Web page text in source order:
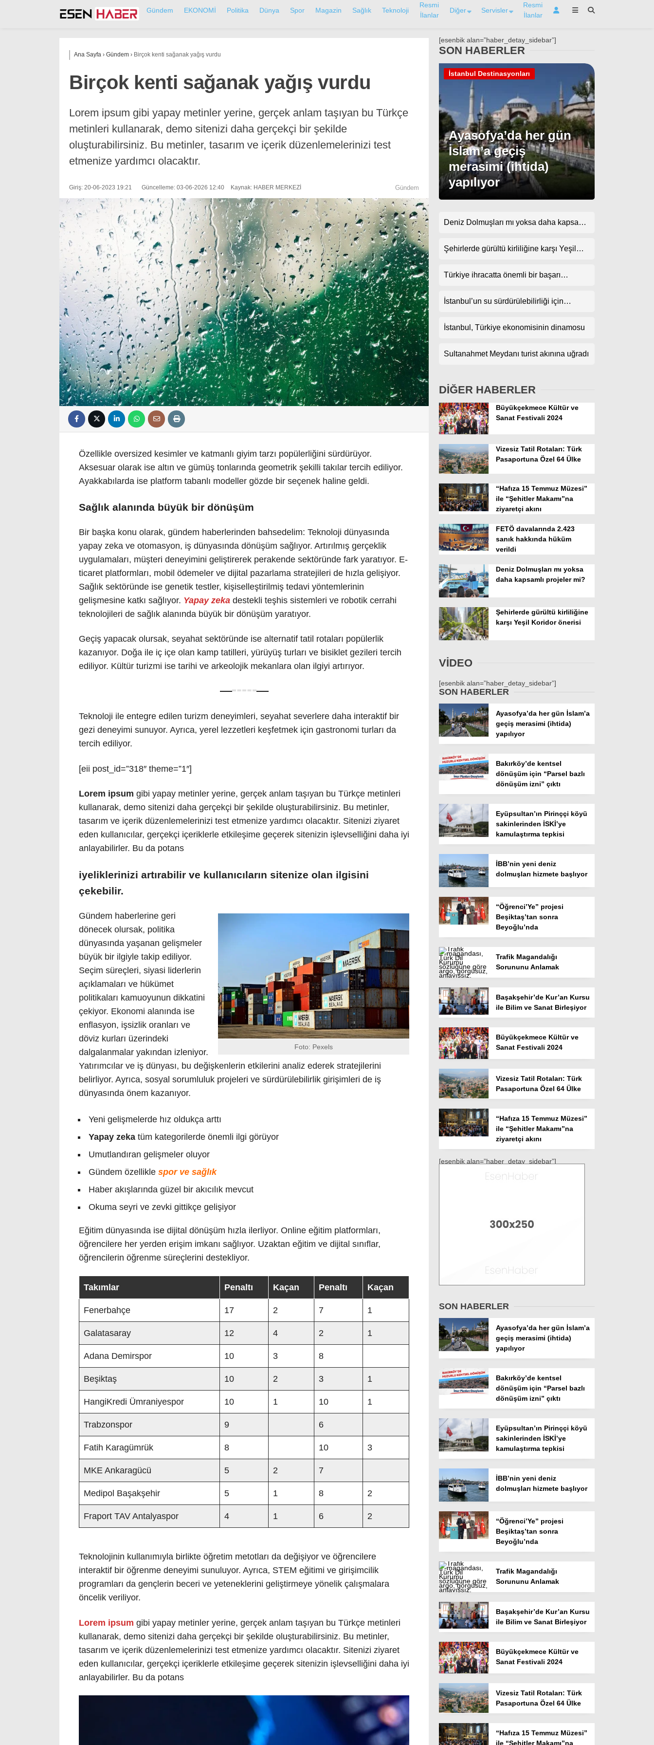
Gündem EKONOMİ Politika Dünya Spor Magazin Sağlık Teknoloji
Resmi
İlanlar
Diğer Servisler
Resmi
İlanlar
Ana Sayfa › Gündem › Birçok kenti sağanak yağış vurdu
Birçok kenti sağanak yağış vurdu
Lorem ipsum gibi yapay metinler yerine, gerçek anlam taşıyan bu Türkçe
metinleri kullanarak, demo sitenizi daha gerçekçi bir şekilde
oluşturabilirsiniz. Bu metinler, tasarım ve içerik düzenlemelerinizi test
etmenize yardımcı olacaktır.
Giriş: 20-06-2023 19:21 Güncelleme: 03-06-2026 12:40 Kaynak: HABER MERKEZİ Gündem
Özellikle oversized kesimler ve katmanlı giyim tarzı popülerliğini sürdürüyor.
Aksesuar olarak ise altın ve gümüş tonlarında geometrik şekilli takılar tercih ediliyor.
Ayakkabılarda ise platform tabanlı modeller gözde bir seçenek haline geldi.
Sağlık alanında büyük bir dönüşüm
Bir başka konu olarak, gündem haberlerinden bahsedelim: Teknoloji dünyasında
yapay zeka ve otomasyon, iş dünyasında dönüşüm sağlıyor. Artırılmış gerçeklik
uygulamaları, müşteri deneyimini geliştirerek perakende sektöründe fark yaratıyor. E-
ticaret platformları, mobil ödemeler ve dijital pazarlama stratejileri de hızla gelişiyor.
Sağlık sektöründe ise genetik testler, kişiselleştirilmiş tedavi yöntemlerinin
gelişmesine katkı sağlıyor. Yapay zeka destekli teşhis sistemleri ve robotik cerrahi
teknolojileri de sağlık alanında büyük bir dönüşüm yaratıyor.
Geçiş yapacak olursak, seyahat sektöründe ise alternatif tatil rotaları popülerlik
kazanıyor. Doğa ile iç içe olan kamp tatilleri, yürüyüş turları ve bisiklet gezileri tercih
ediliyor. Kültür turizmi ise tarihi ve arkeolojik mekanlara olan ilgiyi artırıyor.
Teknoloji ile entegre edilen turizm deneyimleri, seyahat severlere daha interaktif bir
gezi deneyimi sunuyor. Ayrıca, yerel lezzetleri keşfetmek için gastronomi turları da
tercih ediliyor.
[eii post_id=”318″ theme=”1″]
Lorem ipsum gibi yapay metinler yerine, gerçek anlam taşıyan bu Türkçe metinleri
kullanarak, demo sitenizi daha gerçekçi bir şekilde oluşturabilirsiniz. Bu metinler,
tasarım ve içerik düzenlemelerinizi test etmenize yardımcı olacaktır. Sitenizi ziyaret
eden kullanıcılar, gerçekçi içeriklerle etkileşime geçerek sitenizin işlevselliğini daha iyi
anlayabilirler. Bu da potans
iyeliklerinizi artırabilir ve kullanıcıların sitenize olan ilgisini
çekebilir.
Foto: Pexels
Gündem haberlerine geri
dönecek olursak, politika
dünyasında yaşanan gelişmeler
büyük bir ilgiyle takip ediliyor.
Seçim süreçleri, siyasi liderlerin
açıklamaları ve hükümet
politikaları kamuoyunun dikkatini
çekiyor. Ekonomi alanında ise
enflasyon, işsizlik oranları ve
döviz kurları üzerindeki
dalgalanmalar yakından izleniyor.
Yatırımcılar ve iş dünyası, bu değişkenlerin etkilerini analiz ederek stratejilerini
belirliyor. Ayrıca, sosyal sorumluluk projeleri ve sürdürülebilirlik girişimleri de iş
dünyasında önem kazanıyor.
Yeni gelişmelerde hız oldukça arttı
Yapay zeka tüm kategorilerde önemli ilgi görüyor
Umutlandıran gelişmeler oluyor
Gündem özellikle spor ve sağlık
Haber akışlarında güzel bir akıcılık mevcut
Okuma seyri ve zevki gittikçe gelişiyor
Eğitim dünyasında ise dijital dönüşüm hızla ilerliyor. Online eğitim platformları,
öğrencilere her yerden erişim imkanı sağlıyor. Uzaktan eğitim ve dijital sınıflar,
öğrencilerin öğrenme süreçlerini destekliyor.
Takımlar Penaltı Kaçan Penaltı Kaçan
Fenerbahçe 17 2 7 1
Galatasaray 12 4 2 1
Adana Demirspor 10 3 8
Beşiktaş 10 2 3 1
HangiKredi Ümraniyespor 10 1 10 1
Trabzonspor 9 6
Fatih Karagümrük 8 10 3
MKE Ankaragücü 5 2 7
Medipol Başakşehir 5 1 8 2
Fraport TAV Antalyaspor 4 1 6 2
Teknolojinin kullanımıyla birlikte öğretim metotları da değişiyor ve öğrencilere
interaktif bir öğrenme deneyimi sunuluyor. Ayrıca, STEM eğitimi ve girişimcilik
programları da gençlerin beceri ve yeteneklerini geliştirmeye yönelik çalışmalara
öncelik veriliyor.
Lorem ipsum gibi yapay metinler yerine, gerçek anlam taşıyan bu Türkçe metinleri
kullanarak, demo sitenizi daha gerçekçi bir şekilde oluşturabilirsiniz. Bu metinler,
tasarım ve içerik düzenlemelerinizi test etmenize yardımcı olacaktır. Sitenizi ziyaret
eden kullanıcılar, gerçekçi içeriklerle etkileşime geçerek sitenizin işlevselliğini daha iyi
anlayabilirler. Bu da potans
[esenbik alan=”haber_detay_sidebar”]
SON HABERLER
Ayasofya’da her gün
İslam’a geçiş
merasimi (ihtida)
yapılıyor
İstanbul Destinasyonları
Deniz Dolmuşları mı yoksa daha kapsamlı
Şehirlerde gürültü kirliliğine karşı Yeşil
Türkiye ihracatta önemli bir başarı
İstanbul’un su sürdürülebilirliği için
İstanbul, Türkiye ekonomisinin dinamosu
Sultanahmet Meydanı turist akınına uğradı
DİĞER HABERLER
Büyükçekmece Kültür ve
Sanat Festivali 2024
Vizesiz Tatil Rotaları: Türk
Pasaportuna Özel 64 Ülke
“Hafıza 15 Temmuz Müzesi”
ile “Şehitler Makamı”na
ziyaretçi akını
FETÖ davalarında 2.423
sanık hakkında hüküm
verildi
Deniz Dolmuşları mı yoksa
daha kapsamlı projeler mi?
Şehirlerde gürültü kirliliğine
karşı Yeşil Koridor önerisi
VİDEO
[esenbik alan=”haber_detay_sidebar”]
SON HABERLER
Ayasofya’da her gün İslam’a
geçiş merasimi (ihtida)
yapılıyor
Bakırköy’de kentsel
dönüşüm için “Parsel bazlı
dönüşüm izni” çıktı
Eyüpsultan’ın Pirinççi köyü
sakinlerinden İSKİ’ye
kamulaştırma tepkisi
İBB’nin yeni deniz
dolmuşları hizmete başlıyor
“Öğrenci’Ye” projesi
Beşiktaş’tan sonra
Beyoğlu’nda
Trafik Magandalığı
Sorununu Anlamak
Başakşehir’de Kur’an Kursu
ile Bilim ve Sanat Birleşiyor
Büyükçekmece Kültür ve
Sanat Festivali 2024
Vizesiz Tatil Rotaları: Türk
Pasaportuna Özel 64 Ülke
“Hafıza 15 Temmuz Müzesi”
ile “Şehitler Makamı”na
ziyaretçi akını
[esenbik alan=”haber_detay_sidebar”]
SON HABERLER
Ayasofya’da her gün İslam’a
geçiş merasimi (ihtida)
yapılıyor
Bakırköy’de kentsel
dönüşüm için “Parsel bazlı
dönüşüm izni” çıktı
Eyüpsultan’ın Pirinççi köyü
sakinlerinden İSKİ’ye
kamulaştırma tepkisi
İBB’nin yeni deniz
dolmuşları hizmete başlıyor
“Öğrenci’Ye” projesi
Beşiktaş’tan sonra
Beyoğlu’nda
Trafik Magandalığı
Sorununu Anlamak
Başakşehir’de Kur’an Kursu
ile Bilim ve Sanat Birleşiyor
Büyükçekmece Kültür ve
Sanat Festivali 2024
Vizesiz Tatil Rotaları: Türk
Pasaportuna Özel 64 Ülke
“Hafıza 15 Temmuz Müzesi”
ile “Şehitler Makamı”na